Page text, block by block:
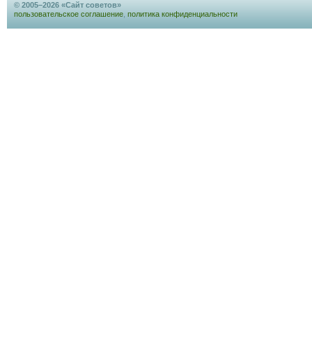
© 2005–2026 «Сайт советов»
пользовательское соглашение политика конфиденциальности